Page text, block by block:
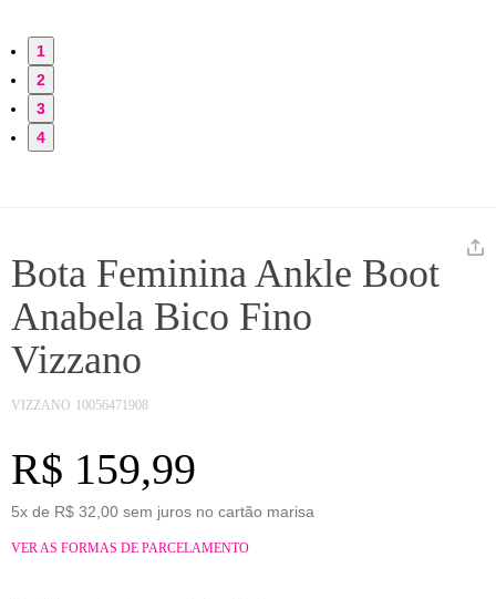
1
2
3
4
Bota Feminina Ankle Boot
Anabela Bico Fino
Vizzano
VIZZANO 10056471908
R$ 159,99
5x de R$ 32,00 sem juros no cartão marisa
VER AS FORMAS DE PARCELAMENTO